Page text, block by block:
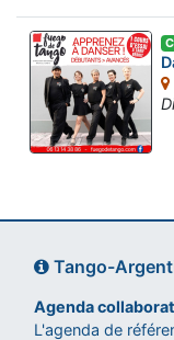
Tango-
Agenda
L'agenda de